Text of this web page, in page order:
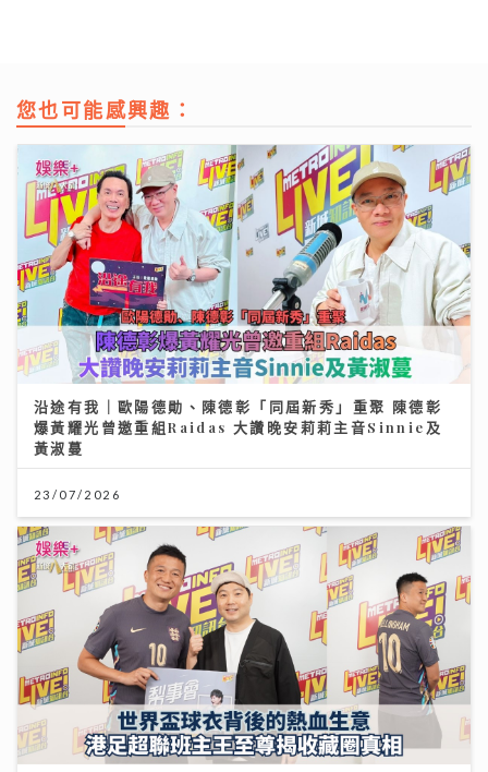
您也可能感興趣：
沿途有我｜歐陽德勛、陳德彰「同屆新秀」重聚 陳德彰
爆黃耀光曾邀重組Raidas 大讚晚安莉莉主音Sinnie及
黃淑蔓
23/07/2026